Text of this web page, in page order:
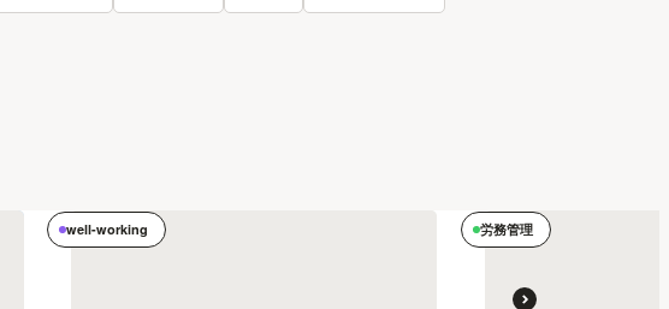
well-working 労務管理